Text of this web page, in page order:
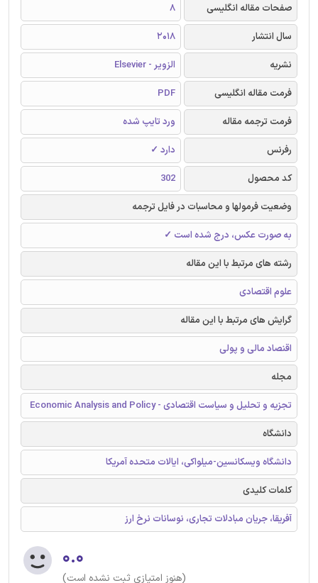
صفحات مقاله انگلیسی
8
سال انتشار
2018
نشریه
الزویر - Elsevier
فرمت مقاله انگلیسی
PDF
فرمت ترجمه مقاله
ورد تایپ شده
رفرنس
دارد ✓
کد محصول
302
وضعیت فرمولها و محاسبات در فایل ترجمه
به صورت عکس، درج شده است ✓
رشته های مرتبط با این مقاله
علوم اقتصادی
گرایش های مرتبط با این مقاله
اقنصاد مالی و پولی
مجله
تجزیه و تحلیل و سیاست اقتصادی - Economic Analysis and Policy
دانشگاه
دانشگاه ویسکانسین-میلواکی، ایالات متحده آمریکا
کلمات کلیدی
آفریقا، جریان مبادلات تجاری، نوسانات نرخ ارز
۰.۰
(هنوز امتیازی ثبت نشده است)